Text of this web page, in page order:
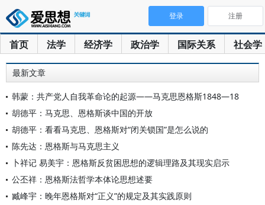
首页 法学 经济学 政治学 国际关系 社会学
登录 注册
最新文章
韩蒙：共产党人自我革命论的起源——马克思恩格斯1848—18
胡德平：马克思、恩格斯谈中国的开放
胡德平：看看马克思、恩格斯对“闭关锁国”是怎么说的
陈先达：恩格斯与马克思主义
卜祥记 易美宇：恩格斯反贫困思想的逻辑理路及其现实启示
公丕祥：恩格斯法哲学本体论思想述要
臧峰宇：晚年恩格斯对“正义”的规定及其实践原则